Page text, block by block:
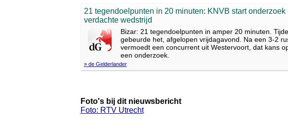
21 tegendoelpunten in 20 minuten: KNVB start onderzoek
verdachte wedstrijd
Bizar: 21 tegendoelpunten in amper 20 minuten.
gebeurde het, afgelopen vrijdagavond. Na een 3-2
vermoedt een concurrent uit Westervoort, dat kans
een onderzoek.
» de Gelderlander
Foto's bij dit nieuwsbericht
Foto: RTV Utrecht